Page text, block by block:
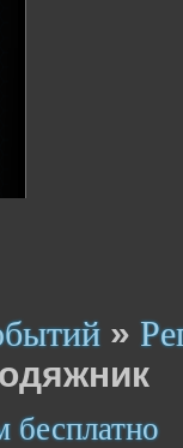
»
бесплатно